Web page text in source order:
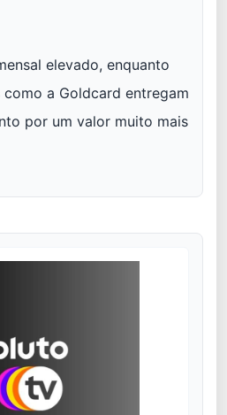
elevado, enquanto
a Goldcard entregam
por um valor muito mais